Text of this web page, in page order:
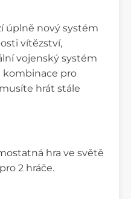
úplně nový systém
vítězství,
vojenský systém
kombinace pro
hrát stále
hra ve světě
2 hráče.